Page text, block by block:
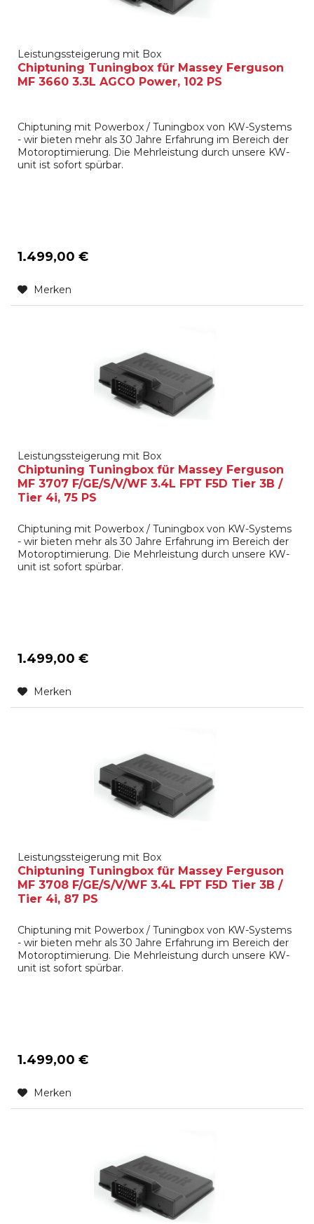
Leistungssteigerung mit Box
Chiptuning Tuningbox für Massey Ferguson
MF 3660 3.3L AGCO Power, 102 PS
Chiptuning mit Powerbox / Tuningbox von KW-Systems
- wir bieten mehr als 30 Jahre Erfahrung im Bereich der
Motoroptimierung. Die Mehrleistung durch unsere KW-
unit ist sofort spürbar.
1.499,00 €
Merken
Leistungssteigerung mit Box
Chiptuning Tuningbox für Massey Ferguson
MF 3707 F/GE/S/V/WF 3.4L FPT F5D Tier 3B /
Tier 4i, 75 PS
Chiptuning mit Powerbox / Tuningbox von KW-Systems
- wir bieten mehr als 30 Jahre Erfahrung im Bereich der
Motoroptimierung. Die Mehrleistung durch unsere KW-
unit ist sofort spürbar.
1.499,00 €
Merken
Leistungssteigerung mit Box
Chiptuning Tuningbox für Massey Ferguson
MF 3708 F/GE/S/V/WF 3.4L FPT F5D Tier 3B /
Tier 4i, 87 PS
Chiptuning mit Powerbox / Tuningbox von KW-Systems
- wir bieten mehr als 30 Jahre Erfahrung im Bereich der
Motoroptimierung. Die Mehrleistung durch unsere KW-
unit ist sofort spürbar.
1.499,00 €
Merken